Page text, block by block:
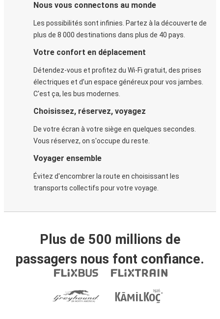
Nous vous connectons au monde
Les possibilités sont infinies. Partez à la découverte de
plus de 8 000 destinations dans plus de 40 pays.
Votre confort en déplacement
Détendez-vous et profitez du Wi-Fi gratuit, des prises
électriques et d’un espace généreux pour vos jambes.
C'est ça, les bus modernes.
Choisissez, réservez, voyagez
De votre écran à votre siège en quelques secondes.
Vous réservez, on s'occupe du reste.
Voyager ensemble
Évitez d'encombrer la route en choisissant les
transports collectifs pour votre voyage.
Plus de 500 millions de
passagers nous font confiance.